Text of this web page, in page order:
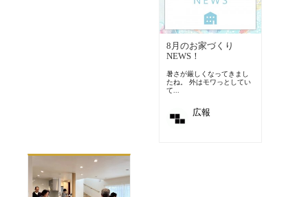
8月のお家づくり
NEWS！
暑さが厳しくなってきまし
たね。 外はモワっとしてい
て...
広報